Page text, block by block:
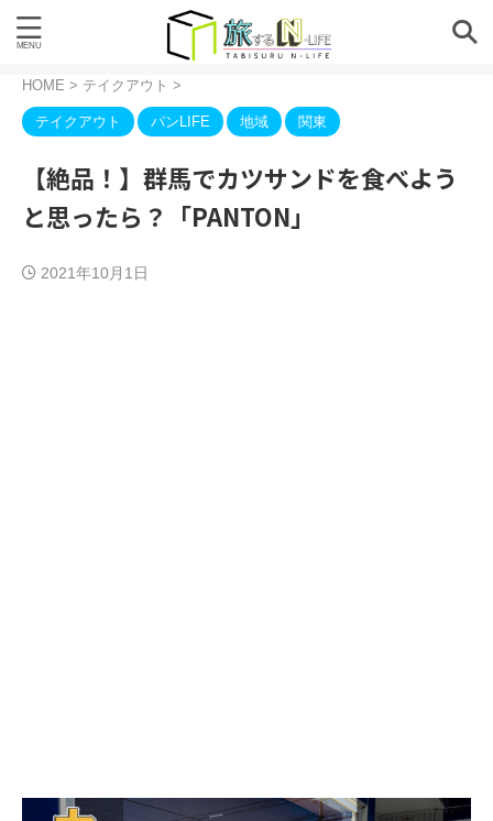
HOME > テイクアウト >
テイクアウト パンLIFE 地域 関東
【絶品！】群馬でカツサンドを食べよう
と思ったら？「PANTON」
2021年10月1日